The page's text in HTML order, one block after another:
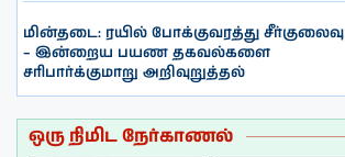
மின்தடை: ரயில் போக்குவரத்து சீர்குலைவு
– இன்றைய பயண தகவல்களை
சரிபார்க்குமாறு அறிவுறுத்தல்
ஒரு நிமிட நேர்காணல்